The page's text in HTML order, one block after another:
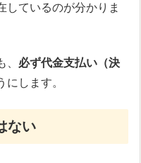
しているのが分かりま
、 必ず代金支払い（決
にします。
ない